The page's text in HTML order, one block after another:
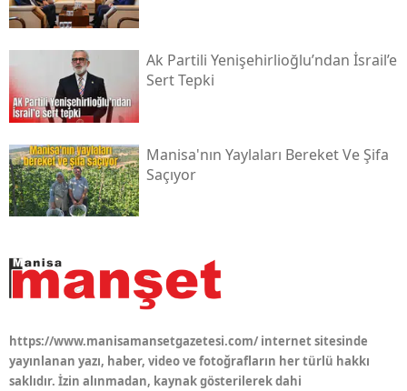
Ak Partili Yenişehirlioğlu’ndan İsrail’e
Sert Tepki
Manisa'nın Yaylaları Bereket Ve Şifa
Saçıyor
https://www.manisamansetgazetesi.com/ internet sitesinde
yayınlanan yazı, haber, video ve fotoğrafların her türlü hakkı
saklıdır. İzin alınmadan, kaynak gösterilerek dahi